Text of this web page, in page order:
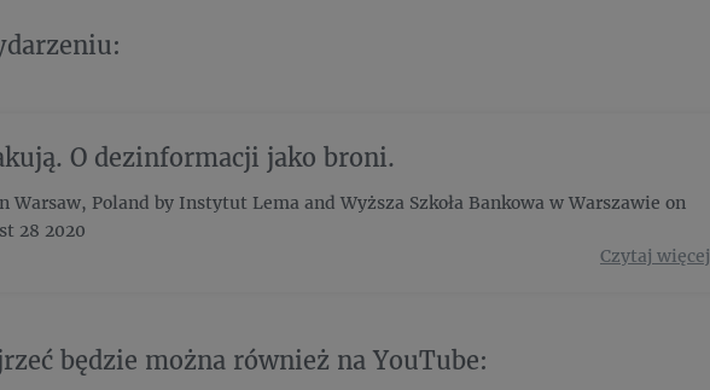
O dezinformacji jako broni.
Warsaw, Poland by Instytut Lema and Wyższa Szkoła Bankowa w Warszawie on
28 2020
Czytaj więcej
będzie można również na YouTube: